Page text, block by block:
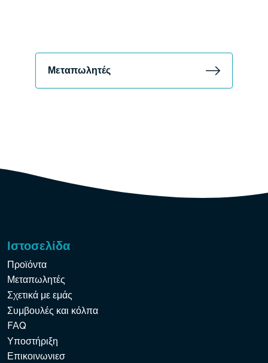
Μεταπωλητές
Ιστοσελίδα
Προϊόντα
Μεταπωλητές
Σχετικά με εμάς
Συμβουλές και κόλπα
FAQ
Υποστήριξη
Επικοινωνιεσ